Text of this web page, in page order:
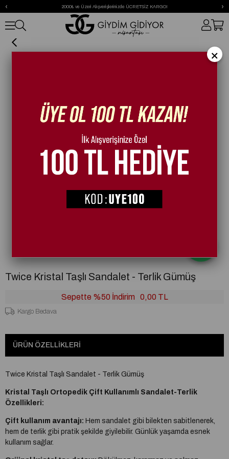
2000₺ ve Üzeri Alışverişlerinizde ÜCRETSİZ KARGO!
‹ ›
Twice Kristal Taşlı Sandalet - Terlik Gümüş
Twice Kristal Taşlı Sandalet - Terlik Gümüş
Sepette %50 İndirim 0,00 TL
Kargo Bedava
ÜRÜN ÖZELLIKLERI
Twice Kristal Taşlı Sandalet - Terlik Gümüş
Kristal Taşlı Ortopedik Çift Kullanımlı Sandalet-Terlik
Özellikleri:
Çift kullanım avantajı: Hem sandalet gibi bilekten sabitlenerek,
hem de terlik gibi pratik şekilde giyilebilir. Günlük yaşamda esnek
kullanım sağlar.
×